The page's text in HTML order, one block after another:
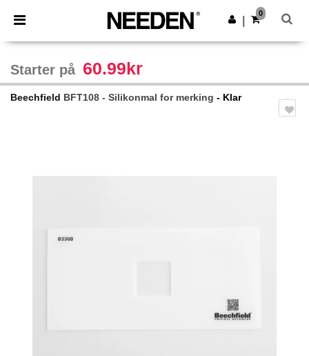
× Needen-app
Bedre priser i appen!
Last ned app
0
Starter på 60.99kr
Beechfield BFT108 - Silikonmal for merking - Klar